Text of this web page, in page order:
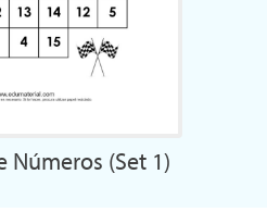
Números (Set 1)